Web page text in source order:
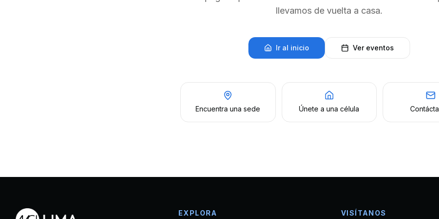
llevamos de vuelta a casa.
Ir al inicio Ver eventos
Encuentra una sede Únete a una célula
EXPLORA VISÍTANOS